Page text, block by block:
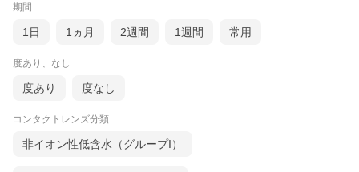
期間
1日 1ヵ月 2週間 1週間 常用
度あり、なし
度あり 度なし
コンタクトレンズ分類
非イオン性低含水（グループI）